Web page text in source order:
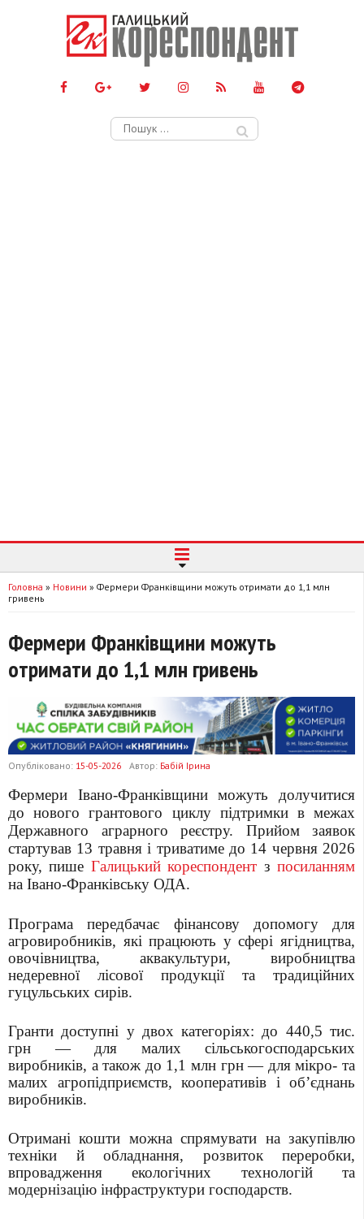
Пошук:
Головна » Новини » Фермери Франківщини можуть отримати до 1,1 млн
гривень
Фермери Франківщини можуть
отримати до 1,1 млн гривень
Опубліковано: 15-05-2026 Автор: Бабій Ірина
Фермери Івано-Франківщини можуть долучитися
до нового грантового циклу підтримки в межах
Державного аграрного реєстру. Прийом заявок
стартував 13 травня і триватиме до 14 червня 2026
року, пише Галицький кореспондент зпосиланням
на Івано-Франківську ОДА.
Програма передбачає фінансову допомогу для
агровиробників, які працюють у сфері ягідництва,
овочівництва, аквакультури, виробництва
недеревної лісової продукції та традиційних
гуцульських сирів.
Гранти доступні у двох категоріях: до 440,5 тис.
грн — для малих сільськогосподарських
виробників, а також до 1,1 млн грн — для мікро- та
малих агропідприємств, кооперативів і об’єднань
виробників.
Отримані кошти можна спрямувати на закупівлю
техніки й обладнання, розвиток переробки,
впровадження екологічних технологій та
модернізацію інфраструктури господарств.